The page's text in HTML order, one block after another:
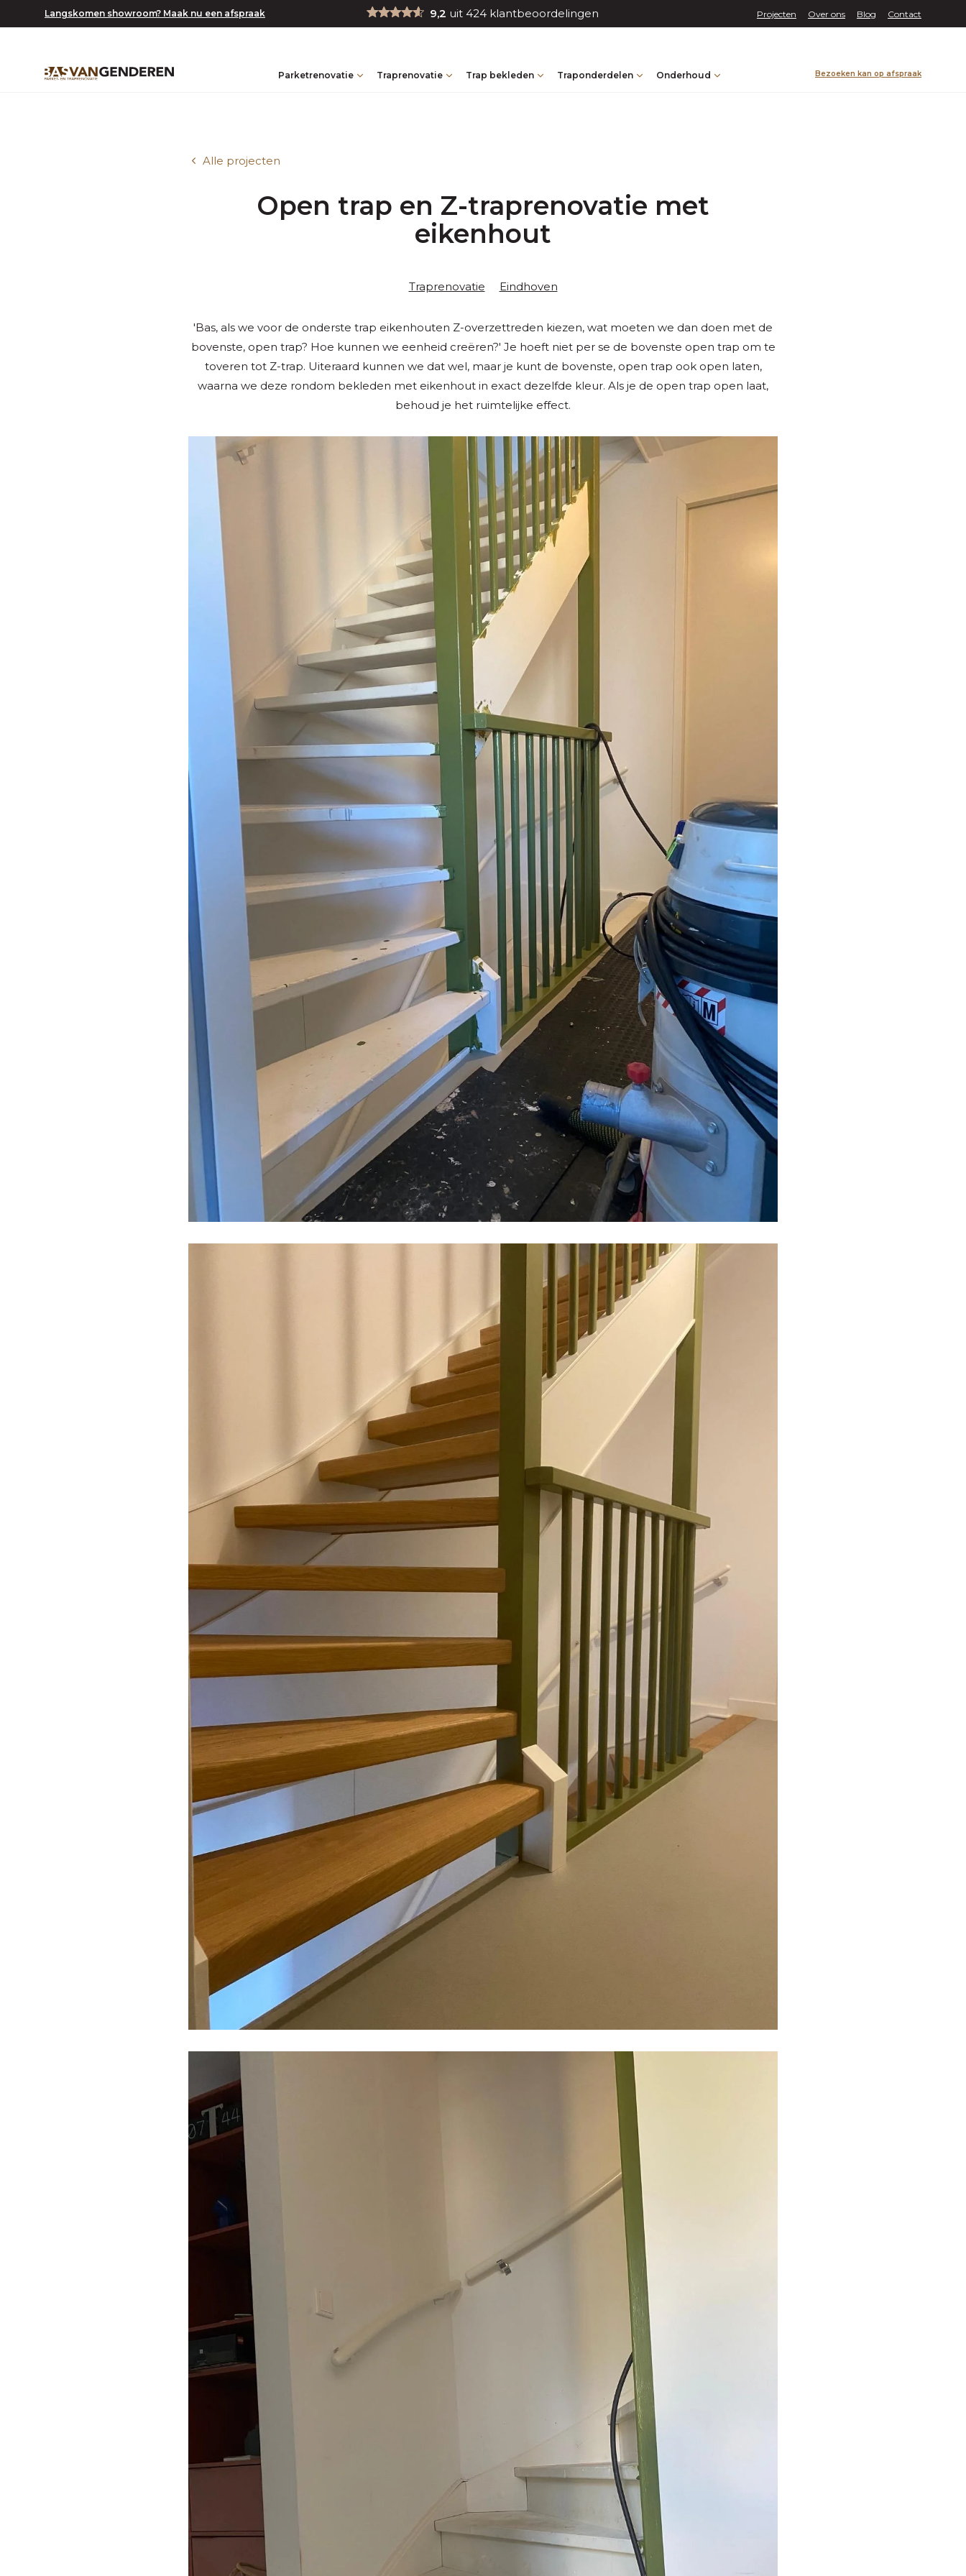
Langskomen showroom? Maak nu een afspraak 9,2 uit 424 klantbeoordelingen Projecten Over ons Blog Contact
Parketrenovatie Traprenovatie Trap bekleden Traponderdelen Onderhoud Bezoeken kan op afspraak
Alle projecten
Open trap en Z-traprenovatie met
eikenhout
Traprenovatie Eindhoven
'Bas, als we voor de onderste trap eikenhouten Z-overzettreden kiezen, wat moeten we dan doen met de
bovenste, open trap? Hoe kunnen we eenheid creëren?' Je hoeft niet per se de bovenste open trap om te
toveren tot Z-trap. Uiteraard kunnen we dat wel, maar je kunt de bovenste, open trap ook open laten,
waarna we deze rondom bekleden met eikenhout in exact dezelfde kleur. Als je de open trap open laat,
behoud je het ruimtelijke effect.